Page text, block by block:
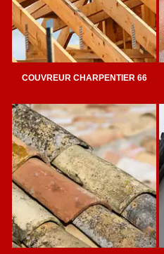
COUVREUR CHARPENTIER 66